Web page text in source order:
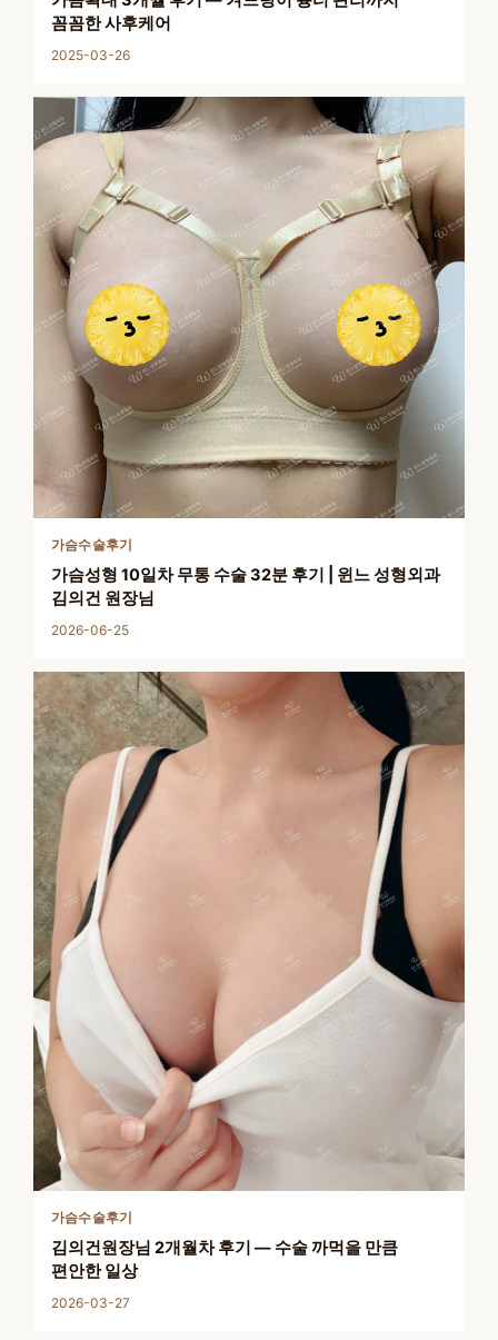
꼼꼼한 사후케어
2025-03-26
가슴수술후기
가슴성형 10일차 무통 수술 32분 후기 | 윈느 성형외과
김의건 원장님
2026-06-25
가슴수술후기
김의건원장님 2개월차 후기 — 수술 까먹을 만큼
편안한 일상
2026-03-27